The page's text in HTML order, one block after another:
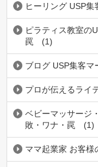
ヒーリング USP
ピラティス教室の
罠
(1)
ブログ USP集客マ
プロが伝えるライ
ベビーマッサージ
敗・ワナ・罠
(1)
ママ起業家 お客様